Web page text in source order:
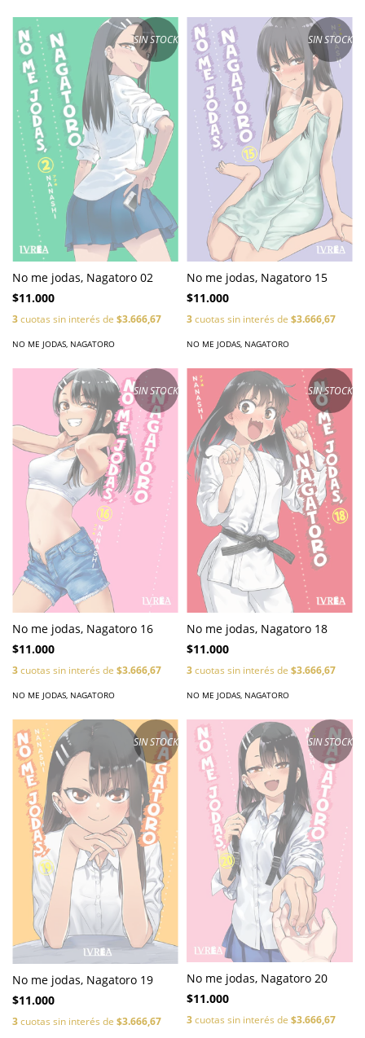
SIN STOCK
No me jodas, Nagatoro 02
$11.000
3cuotas sin interés de $3.666,67
NO ME JODAS, NAGATORO
SIN STOCK
No me jodas, Nagatoro 15
$11.000
3cuotas sin interés de $3.666,67
NO ME JODAS, NAGATORO
SIN STOCK
No me jodas, Nagatoro 16
$11.000
3cuotas sin interés de $3.666,67
NO ME JODAS, NAGATORO
SIN STOCK
No me jodas, Nagatoro 18
$11.000
3cuotas sin interés de $3.666,67
NO ME JODAS, NAGATORO
SIN STOCK
No me jodas, Nagatoro 19
$11.000
3cuotas sin interés de $3.666,67
SIN STOCK
No me jodas, Nagatoro 20
$11.000
3cuotas sin interés de $3.666,67